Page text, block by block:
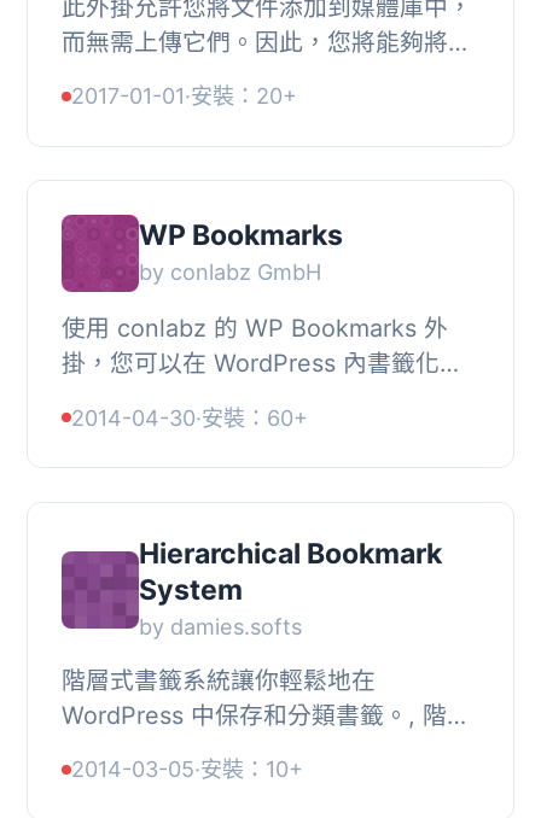
此外掛允許您將文件添加到媒體庫中，
而無需上傳它們。因此，您將能夠將您
此外，這還可以省去下載圖像到本地計
算機並再...
2017-01-01·安裝：20+
WP Bookmarks
by conlabz GmbH
使用 conlabz 的 WP Bookmarks 外
掛，您可以在 WordPress 內書籤化您
型，稱為「書籤 (bookmark)」，因此
您可以像原生文章...
2014-04-30·安裝：60+
Hierarchical Bookmark
System
by damies.softs
階層式書籤系統讓你輕鬆地在
WordPress 中保存和分類書籤。, 階層
掛，可以將你最喜愛的網站添加到
2014-03-05·安裝：10+